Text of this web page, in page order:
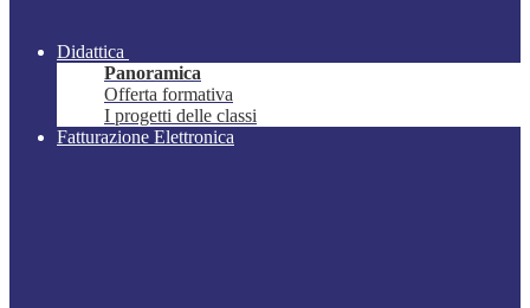
Didattica
Panoramica
Offerta formativa
I progetti delle classi
Fatturazione Elettronica